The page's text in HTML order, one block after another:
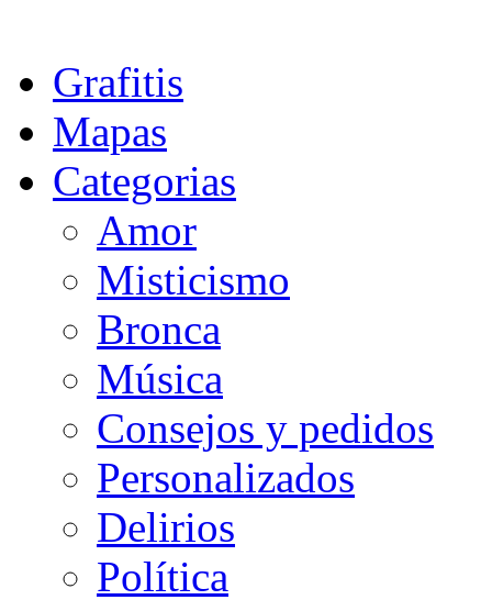
Grafitis
Mapas
Categorias
Amor
Misticismo
Bronca
Música
Consejos y pedidos
Personalizados
Delirios
Política